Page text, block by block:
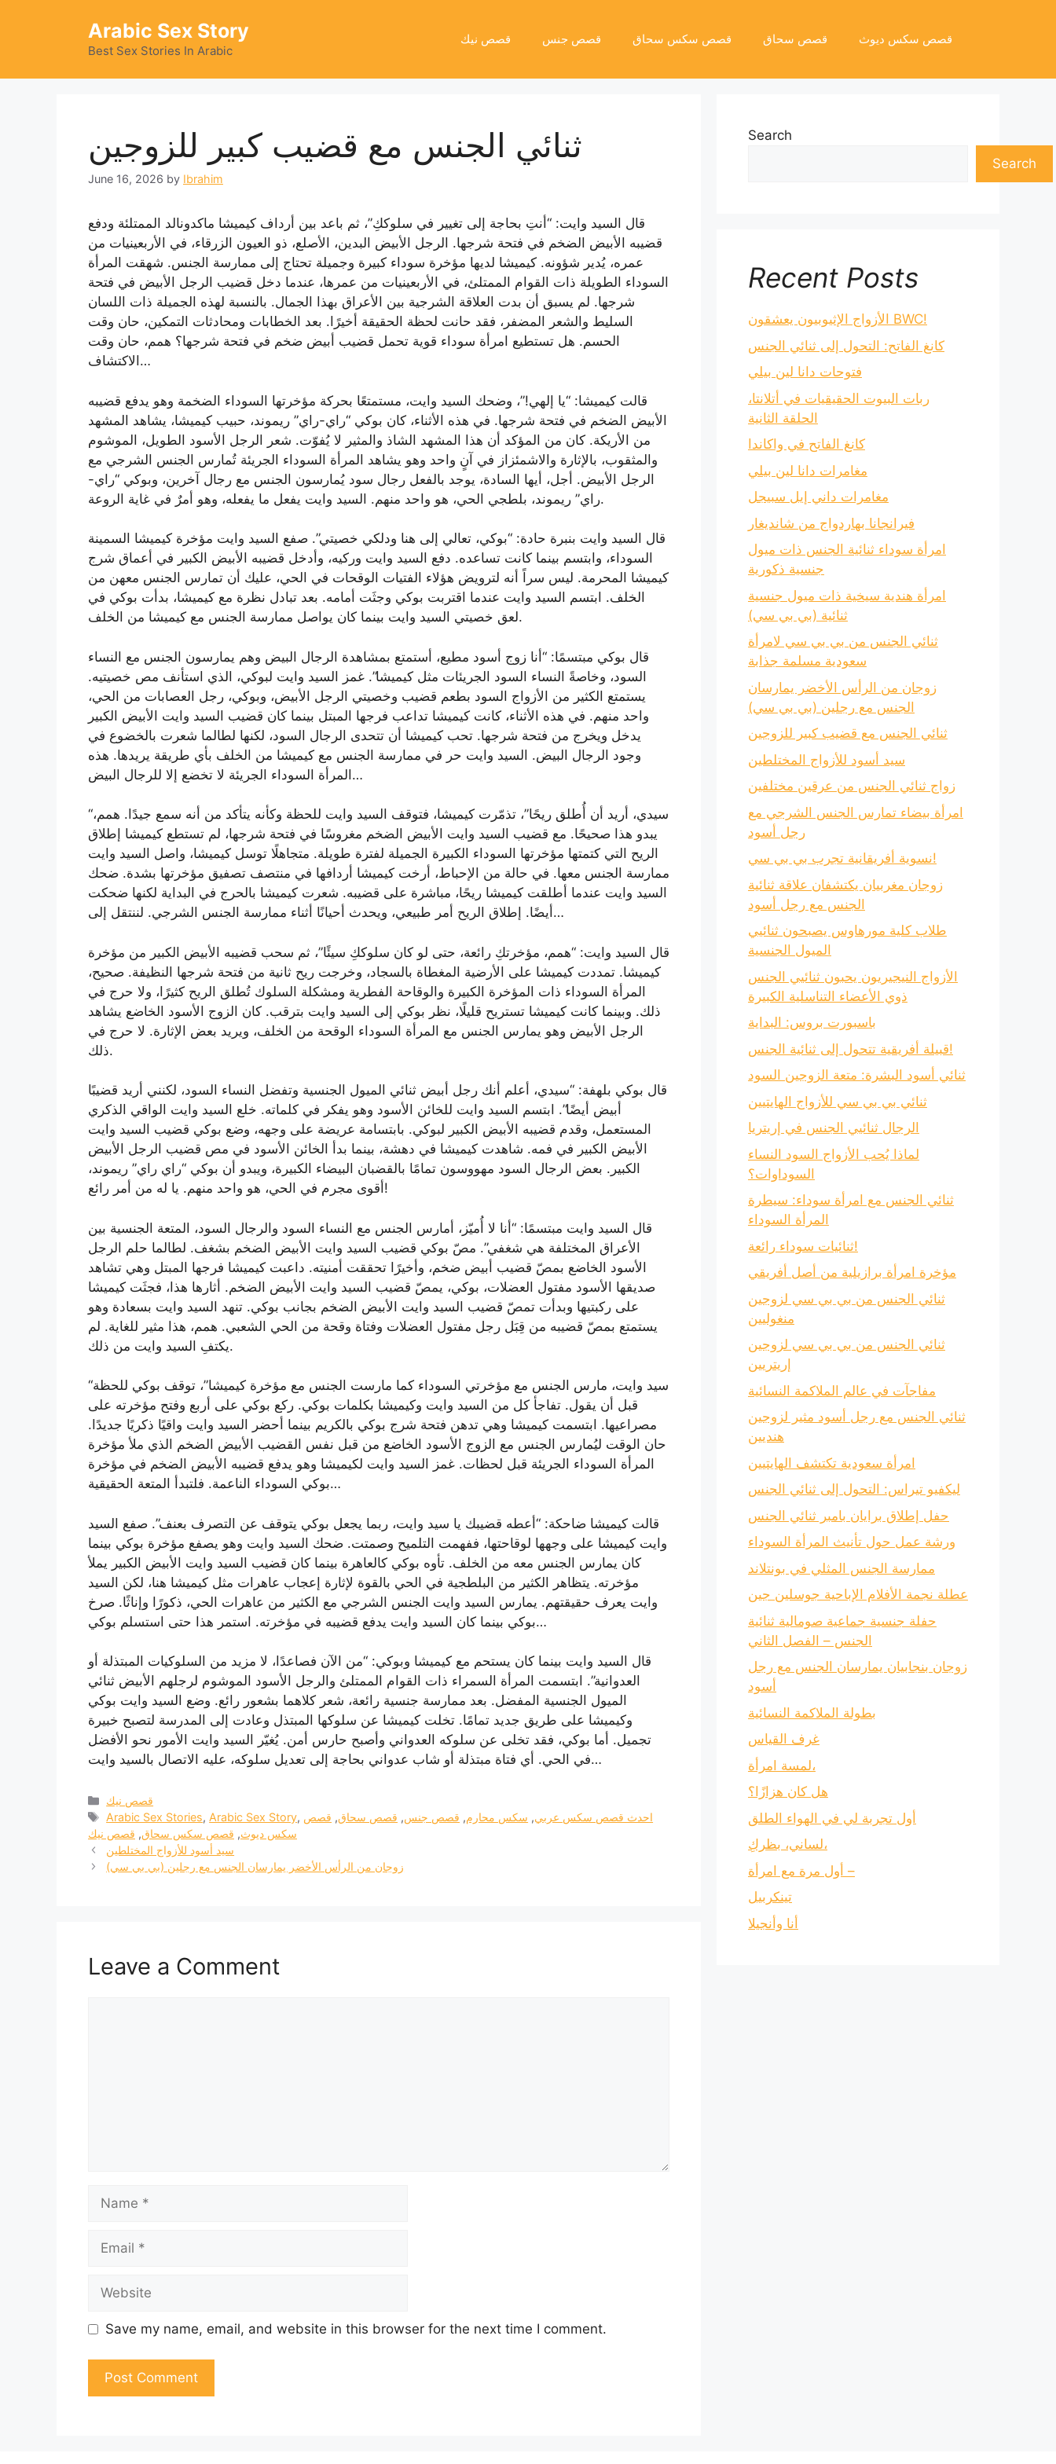
Arabic Sex Story
Best Sex Stories In Arabic
قصص نيك قصص جنس قصص سكس سحاق قصص سحاق قصص سكس ديوث
ثنائي الجنس مع قضيب كبير للزوجين
June 16, 2026 by Ibrahim
قال السيد وايت: “أنتِ بحاجة إلى تغيير في سلوككِ”، ثم باعد بين أرداف كيميشا ماكدونالد الممتلئة ودفع
قضيبه الأبيض الضخم في فتحة شرجها. الرجل الأبيض البدين، الأصلع، ذو العيون الزرقاء، في الأربعينيات من
عمره، يُدير شؤونه. كيميشا لديها مؤخرة سوداء كبيرة وجميلة تحتاج إلى ممارسة الجنس. شهقت المرأة
السوداء الطويلة ذات القوام الممتلئ، في الأربعينيات من عمرها، عندما دخل قضيب الرجل الأبيض في فتحة
شرجها. لم يسبق أن بدت العلاقة الشرجية بين الأعراق بهذا الجمال. بالنسبة لهذه الجميلة ذات اللسان
السليط والشعر المضفر، فقد حانت لحظة الحقيقة أخيرًا. بعد الخطابات ومحادثات التمكين، حان وقت
الحسم. هل تستطيع امرأة سوداء قوية تحمل قضيب أبيض ضخم في فتحة شرجها؟ همم، حان وقت
الاكتشاف…
قالت كيميشا: “يا إلهي!”، وضحك السيد وايت، مستمتعًا بحركة مؤخرتها السوداء الضخمة وهو يدفع قضيبه
الأبيض الضخم في فتحة شرجها. في هذه الأثناء، كان بوكي “راي-راي” ريموند، حبيب كيميشا، يشاهد المشهد
من الأريكة. كان من المؤكد أن هذا المشهد الشاذ والمثير لا يُفوّت. شعر الرجل الأسود الطويل، الموشوم
والمثقوب، بالإثارة والاشمئزاز في آنٍ واحد وهو يشاهد المرأة السوداء الجريئة تُمارس الجنس الشرجي مع
الرجل الأبيض. أجل، أيها السادة، يوجد بالفعل رجال سود يُمارسون الجنس مع رجال آخرين، وبوكي “راي-
راي” ريموند، بلطجي الحي، هو واحد منهم. السيد وايت يفعل ما يفعله، وهو أمرٌ في غاية الروعة.
قال السيد وايت بنبرة حادة: “بوكي، تعالي إلى هنا ودلكي خصيتي”. صفع السيد وايت مؤخرة كيميشا السمينة
السوداء، وابتسم بينما كانت تساعده. دفع السيد وايت وركيه، وأدخل قضيبه الأبيض الكبير في أعماق شرج
كيميشا المحرمة. ليس سراً أنه لترويض هؤلاء الفتيات الوقحات في الحي، عليك أن تمارس الجنس معهن من
الخلف. ابتسم السيد وايت عندما اقتربت بوكي وجثَت أمامه. بعد تبادل نظرة مع كيميشا، بدأت بوكي في
لعق خصيتي السيد وايت بينما كان يواصل ممارسة الجنس مع كيميشا من الخلف.
قال بوكي مبتسمًا: “أنا زوج أسود مطيع، أستمتع بمشاهدة الرجال البيض وهم يمارسون الجنس مع النساء
السود، وخاصةً النساء السود الجريئات مثل كيميشا”. غمز السيد وايت لبوكي، الذي استأنف مص خصيتيه.
يستمتع الكثير من الأزواج السود بطعم قضيب وخصيتي الرجل الأبيض، وبوكي، رجل العصابات من الحي،
واحد منهم. في هذه الأثناء، كانت كيميشا تداعب فرجها المبتل بينما كان قضيب السيد وايت الأبيض الكبير
يدخل ويخرج من فتحة شرجها. تحب كيميشا أن تتحدى الرجال السود، لكنها لطالما شعرت بالخضوع في
وجود الرجال البيض. السيد وايت حر في ممارسة الجنس مع كيميشا من الخلف بأي طريقة يريدها. هذه
المرأة السوداء الجريئة لا تخضع إلا للرجال البيض…
“سيدي، أريد أن أُطلق ريحًا”، تذمّرت كيميشا، فتوقف السيد وايت للحظة وكأنه يتأكد من أنه سمع جيدًا. همم،
يبدو هذا صحيحًا. مع قضيب السيد وايت الأبيض الضخم مغروسًا في فتحة شرجها، لم تستطع كيميشا إطلاق
الريح التي كتمتها مؤخرتها السوداء الكبيرة الجميلة لفترة طويلة. متجاهلًا توسل كيميشا، واصل السيد وايت
ممارسة الجنس معها. في حالة من الإحباط، أرخت كيميشا أردافها في منتصف تصفيق مؤخرتها بشدة. ضحك
السيد وايت عندما أطلقت كيميشا ريحًا، مباشرة على قضيبه. شعرت كيميشا بالحرج في البداية لكنها ضحكت
أيضًا. إطلاق الريح أمر طبيعي، ويحدث أحيانًا أثناء ممارسة الجنس الشرجي. لننتقل إلى…
قال السيد وايت: “همم، مؤخرتكِ رائعة، حتى لو كان سلوككِ سيئًا”، ثم سحب قضيبه الأبيض الكبير من مؤخرة
كيميشا. تمددت كيميشا على الأرضية المغطاة بالسجاد، وخرجت ريح ثانية من فتحة شرجها النظيفة. صحيح،
المرأة السوداء ذات المؤخرة الكبيرة والوقاحة الفطرية ومشكلة السلوك تُطلق الريح كثيرًا، ولا حرج في
ذلك. وبينما كانت كيميشا تستريح قليلًا، نظر بوكي إلى السيد وايت بترقب. كان الزوج الأسود الخاضع يشاهد
الرجل الأبيض وهو يمارس الجنس مع المرأة السوداء الوقحة من الخلف، ويريد بعض الإثارة. لا حرج في
ذلك.
قال بوكي بلهفة: “سيدي، أعلم أنك رجل أبيض ثنائي الميول الجنسية وتفضل النساء السود، لكنني أريد قضيبًا
أبيض أيضًا”. ابتسم السيد وايت للخائن الأسود وهو يفكر في كلماته. خلع السيد وايت الواقي الذكري
المستعمل، وقدم قضيبه الأبيض الكبير لبوكي. بابتسامة عريضة على وجهه، وضع بوكي قضيب السيد وايت
الأبيض الكبير في فمه. شاهدت كيميشا في دهشة، بينما بدأ الخائن الأسود في مص قضيب الرجل الأبيض
الكبير. بعض الرجال السود مهووسون تمامًا بالقضبان البيضاء الكبيرة، ويبدو أن بوكي “راي راي” ريموند،
أقوى مجرم في الحي، هو واحد منهم. يا له من أمر رائع!
قال السيد وايت مبتسمًا: “أنا لا أُميّز، أمارس الجنس مع النساء السود والرجال السود، المتعة الجنسية بين
الأعراق المختلفة هي شغفي”. مصّ بوكي قضيب السيد وايت الأبيض الضخم بشغف. لطالما حلم الرجل
الأسود الخاضع بمصّ قضيب أبيض ضخم، وأخيرًا تحققت أمنيته. داعبت كيميشا فرجها المبتل وهي تشاهد
صديقها الأسود مفتول العضلات، بوكي، يمصّ قضيب السيد وايت الأبيض الضخم. أثارها هذا، فجثَت كيميشا
على ركبتيها وبدأت تمصّ قضيب السيد وايت الأبيض الضخم بجانب بوكي. تنهد السيد وايت بسعادة وهو
يستمتع بمصّ قضيبه من قِبَل رجل مفتول العضلات وفتاة وقحة من الحي الشعبي. همم، هذا مثير للغاية. لم
يكتفِ السيد وايت من ذلك.
“سيد وايت، مارس الجنس مع مؤخرتي السوداء كما مارست الجنس مع مؤخرة كيميشا”، توقف بوكي للحظة
قبل أن يقول. تفاجأ كل من السيد وايت وكيميشا بكلمات بوكي. ركع بوكي على أربع وفتح مؤخرته على
مصراعيها. ابتسمت كيميشا وهي تدهن فتحة شرج بوكي بالكريم بينما أحضر السيد وايت واقيًا ذكريًا جديدًا.
حان الوقت ليُمارس الجنس مع الزوج الأسود الخاضع من قبل نفس القضيب الأبيض الضخم الذي ملأ مؤخرة
المرأة السوداء الجريئة قبل لحظات. غمز السيد وايت لكيميشا وهو يدفع قضيبه الأبيض الضخم في مؤخرة
بوكي السوداء الناعمة. فلتبدأ المتعة الحقيقية…
قالت كيميشا ضاحكة: “أعطه قضيبك يا سيد وايت، ربما يجعل بوكي يتوقف عن التصرف بعنف”. صفع السيد
وايت كيميشا على وجهها لوقاحتها، ففهمت التلميح وصمتت. ضحك السيد وايت وهو يصفع مؤخرة بوكي بينما
كان يمارس الجنس معه من الخلف. تأوه بوكي كالعاهرة بينما كان قضيب السيد وايت الأبيض الكبير يملأ
مؤخرته. يتظاهر الكثير من البلطجية في الحي بالقوة لإثارة إعجاب عاهرات مثل كيميشا هنا، لكن السيد
وايت يعرف حقيقتهم. يمارس السيد وايت الجنس الشرجي مع الكثير من عاهرات الحي، ذكورًا وإناثًا. صرخ
بوكي بينما كان السيد وايت يدفع قضيبه في مؤخرته. استمر هذا حتى استسلم بوكي…
قال السيد وايت بينما كان يستحم مع كيميشا وبوكي: “من الآن فصاعدًا، لا مزيد من السلوكيات المبتذلة أو
العدوانية”. ابتسمت المرأة السمراء ذات القوام الممتلئ والرجل الأسود الموشوم لرجلهم الأبيض ثنائي
الميول الجنسية المفضل. بعد ممارسة جنسية رائعة، شعر كلاهما بشعور رائع. وضع السيد وايت بوكي
وكيميشا على طريق جديد تمامًا. تخلت كيميشا عن سلوكها المبتذل وعادت إلى المدرسة لتصبح خبيرة
تجميل. أما بوكي، فقد تخلى عن سلوكه العدواني وأصبح حارس أمن. يُغيّر السيد وايت الأمور نحو الأفضل
في الحي. أي فتاة مبتذلة أو شاب عدواني بحاجة إلى تعديل سلوكه، عليه الاتصال بالسيد وايت…
Categories
قصص نيك
Tags
Arabic Sex Stories, Arabic Sex Story, احدث قصص سكس عربي, سكس محارم, قصص جنس, قصص سحاق, قصص
سكس ديوث, قصص سكس سحاق, قصص نيك
سيد أسود للأزواج المختلطين
زوجان من الرأس الأخضر يمارسان الجنس مع رجلين (بي بي سي)
Leave a Comment
Name
Email
Website
Save my name, email, and website in this browser for the next time I comment.
Search
Search
Recent Posts
الأزواج الإثيوبيون يعشقون BWC!
كانغ الفاتح: التحول إلى ثنائي الجنس
فتوحات دانا لين بيلي
ربات البيوت الحقيقيات في أتلانتا،
الحلقة الثانية
كانغ الفاتح في واكاندا
مغامرات دانا لين بيلي
مغامرات داني إيل سبيجل
فيرانجانا بهاردواج من شانديغار
امرأة سوداء ثنائية الجنس ذات ميول
جنسية ذكورية
امرأة هندية سيخية ذات ميول جنسية
ثنائية (بي بي سي)
ثنائي الجنس من بي بي سي لامرأة
سعودية مسلمة جذابة
زوجان من الرأس الأخضر يمارسان
الجنس مع رجلين (بي بي سي)
ثنائي الجنس مع قضيب كبير للزوجين
سيد أسود للأزواج المختلطين
زواج ثنائي الجنس من عرقين مختلفين
امرأة بيضاء تمارس الجنس الشرجي مع
رجل أسود
نسوية أفريقانية تجرب بي بي سي!
زوجان مغربيان يكتشفان علاقة ثنائية
الجنس مع رجل أسود
طلاب كلية مورهاوس يصبحون ثنائيي
الميول الجنسية
الأزواج النيجيريون يحبون ثنائيي الجنس
ذوي الأعضاء التناسلية الكبيرة
باسبورت بروس: البداية
قبيلة أفريقية تتحول إلى ثنائية الجنس!
ثنائي أسود البشرة: متعة الزوجين السود
ثنائي بي بي سي للأزواج الهايتيين
الرجال ثنائيي الجنس في إريتريا
لماذا يُحب الأزواج السود النساء
السوداوات؟
ثنائي الجنس مع امرأة سوداء: سيطرة
المرأة السوداء
ثنائيات سوداء رائعة!
مؤخرة امرأة برازيلية من أصل أفريقي
ثنائي الجنس من بي بي سي لزوجين
منغوليين
ثنائي الجنس من بي بي سي لزوجين
إريتريين
مفاجآت في عالم الملاكمة النسائية
ثنائي الجنس مع رجل أسود مثير لزوجين
هنديين
امرأة سعودية تكتشف الهايتيين
ليكفيو تيراس: التحول إلى ثنائي الجنس
حفل إطلاق برايان بامبر ثنائي الجنس
ورشة عمل حول تأنيث المرأة السوداء
ممارسة الجنس المثلي في بونتلاند
عطلة نجمة الأفلام الإباحية جوسلين جين
حفلة جنسية جماعية صومالية ثنائية
الجنس – الفصل الثاني
زوجان بنجابيان يمارسان الجنس مع رجل
أسود
بطولة الملاكمة النسائية
غرف القياس
لمسة امرأة،
هل كان هزازًا؟
أول تجربة لي في الهواء الطلق
لساني، بظركِ،
أول مرة مع امرأة –
تينكربيل
أنا وأنجيلا